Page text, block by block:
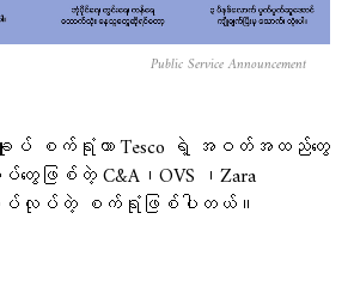
Public Service Announcement
ျုပ် စက်ရုံဟာ Tesco ရဲ့ အဝတ်အထည်တွေ
ပ်တွေဖြစ်တဲ့ C&A၊OVS ၊Zara
ပ်လုပ်တဲ့ စက်ရုံဖြစ်ပါတယ်။